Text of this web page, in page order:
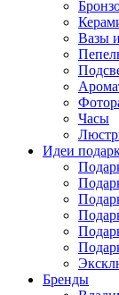
Вазы
Часы
Идеи
Бренды